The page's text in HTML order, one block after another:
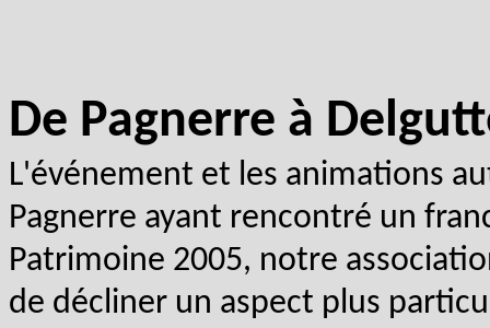
De Pagnerre à
L'événement et les animations
Pagnerre ayant rencontré un
Patrimoine 2005, notre
de décliner un aspect plus